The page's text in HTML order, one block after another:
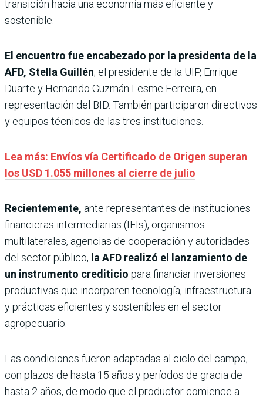
transición hacia una economía más eficiente y
sostenible.
El encuentro fue encabezado por la presidenta de la
AFD, Stella Guillén; el presidente de la UIP, Enrique
Duarte y Hernando Guzmán Lesme Ferreira, en
representación del BID. También participaron directivos
y equipos técnicos de las tres instituciones.
Lea más: Envíos vía Certificado de Origen superan
los USD 1.055 millones al cierre de julio
Recientemente, ante representantes de instituciones
financieras intermediarias (IFIs), organismos
multilaterales, agencias de cooperación y autoridades
del sector público, la AFD realizó el lanzamiento de
un instrumento crediticio para financiar inversiones
productivas que incorporen tecnología, infraestructura
y prácticas eficientes y sostenibles en el sector
agropecuario.
Las condiciones fueron adaptadas al ciclo del campo,
con plazos de hasta 15 años y períodos de gracia de
hasta 2 años, de modo que el productor comience a